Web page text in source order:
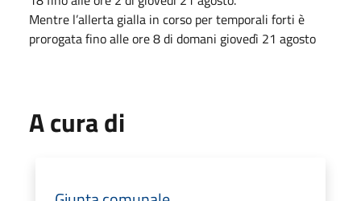
Mentre l’allerta gialla in corso per temporali forti è
prorogata fino alle ore 8 di domani giovedì 21 agosto
A cura di